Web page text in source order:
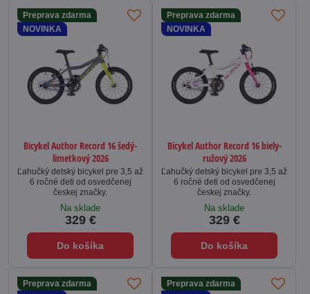
Preprava zdarma
NOVINKA
Bicykel Author Record 16 šedý-
limetkový 2026
Ľahučký detský bicykel pre 3,5 až
6 ročné deti od osvedčenej
českej značky.
Na sklade
329 €
Do košíka
Preprava zdarma
NOVINKA
Bicykel Author Record 16 biely-
ružový 2026
Ľahučký detský bicykel pre 3,5 až
6 ročné deti od osvedčenej
českej značky.
Na sklade
329 €
Do košíka
Preprava zdarma
Preprava zdarma